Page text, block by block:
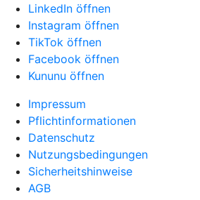
LinkedIn öffnen
Instagram öffnen
TikTok öffnen
Facebook öffnen
Kununu öffnen
Impressum
Pflichtinformationen
Datenschutz
Nutzungsbedingungen
Sicherheitshinweise
AGB